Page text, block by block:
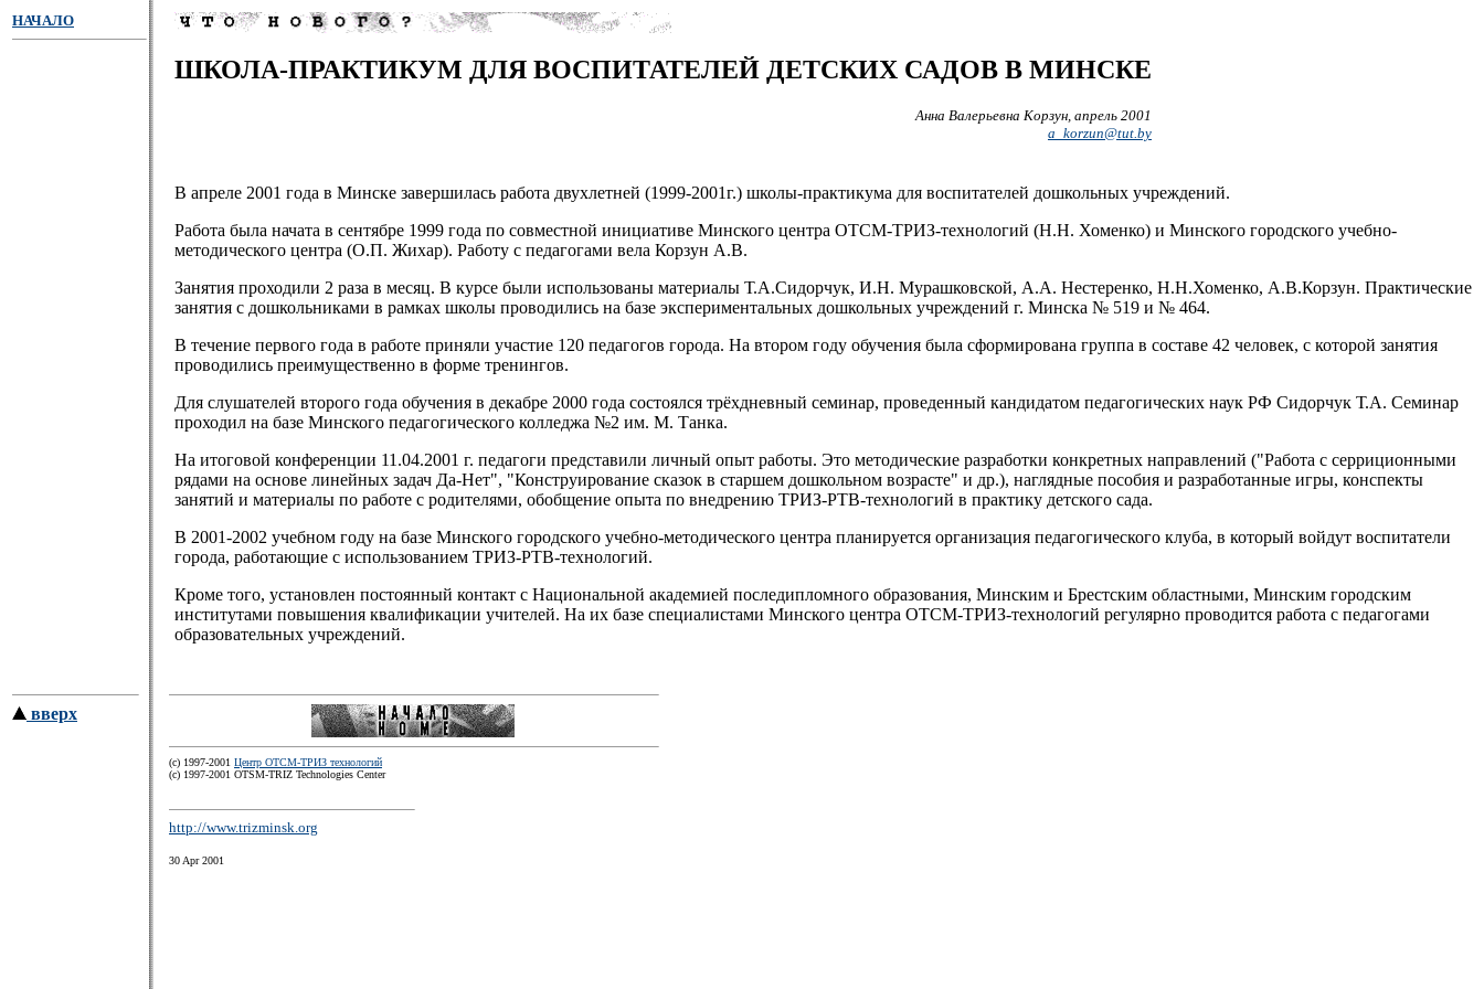
НАЧАЛО
ШКОЛА-ПРАКТИКУМ ДЛЯ ВОСПИТАТЕЛЕЙ ДЕТСКИХ САДОВ В МИНСКЕ
Анна Валерьевна Корзун, апрель 2001
a_korzun@tut.by
В апреле 2001 года в Минске завершилась работа двухлетней (1999-2001г.) школы-практикума для воспитателей дошкольных учреждений.
Работа была начата в сентябре 1999 года по совместной инициативе Минского центра ОТСМ-ТРИЗ-технологий (Н.Н. Хоменко) и Минского городского учебно-
методического центра (О.П. Жихар). Работу с педагогами вела Корзун А.В.
Занятия проходили 2 раза в месяц. В курсе были использованы материалы Т.А.Сидорчук, И.Н. Мурашковской, А.А. Нестеренко, Н.Н.Хоменко, А.В.Корзун. Практические
занятия с дошкольниками в рамках школы проводились на базе экспериментальных дошкольных учреждений г. Минска № 519 и № 464.
В течение первого года в работе приняли участие 120 педагогов города. На втором году обучения была сформирована группа в составе 42 человек, с которой занятия
проводились преимущественно в форме тренингов.
Для слушателей второго года обучения в декабре 2000 года состоялся трёхдневный семинар, проведенный кандидатом педагогических наук РФ Сидорчук Т.А. Семинар
проходил на базе Минского педагогического колледжа №2 им. М. Танка.
На итоговой конференции 11.04.2001 г. педагоги представили личный опыт работы. Это методические разработки конкретных направлений ("Работа с серриционными
рядами на основе линейных задач Да-Нет", "Конструирование сказок в старшем дошкольном возрасте" и др.), наглядные пособия и разработанные игры, конспекты
занятий и материалы по работе с родителями, обобщение опыта по внедрению ТРИЗ-РТВ-технологий в практику детского сада.
В 2001-2002 учебном году на базе Минского городского учебно-методического центра планируется организация педагогического клуба, в который войдут воспитатели
города, работающие с использованием ТРИЗ-РТВ-технологий.
Кроме того, установлен постоянный контакт с Национальной академией последипломного образования, Минским и Брестским областными, Минским городским
институтами повышения квалификации учителей. На их базе специалистами Минского центра ОТСМ-ТРИЗ-технологий регулярно проводится работа с педагогами
образовательных учреждений.
вверх
(c) 1997-2001 Центр ОТСМ-ТРИЗ технологий
(с) 1997-2001 OTSM-TRIZ Technologies Center
http://www.trizminsk.org
30 Apr 2001